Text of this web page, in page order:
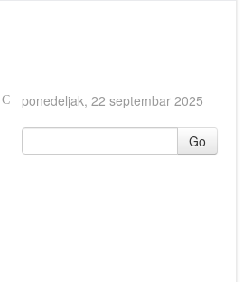
ponedeljak, 22 septembar 2025
Go